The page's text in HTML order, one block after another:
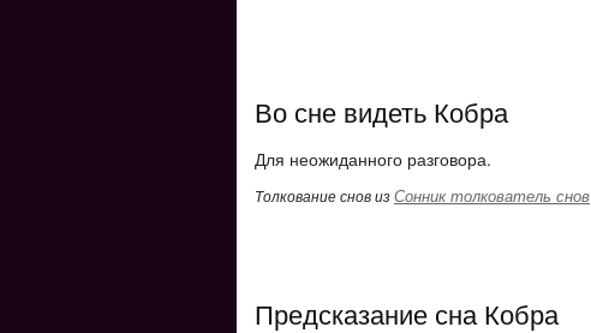
Во сне видеть Кобра
Для неожиданного разговора.
Толкование снов изСонник толкователь снов
Предсказание сна Кобра